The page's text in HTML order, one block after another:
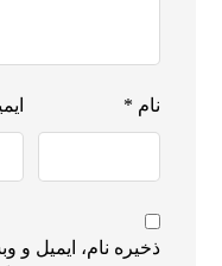
نام *
ذخیره نام، ایمیل و